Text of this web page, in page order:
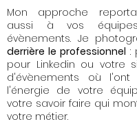
Mon approche
aussi à vos
évènements. Je
derrière le professionnel :
pour Linkedin ou votre
d'évènements où l'ont
l'énergie de votre
votre savoir faire qui
votre métier.